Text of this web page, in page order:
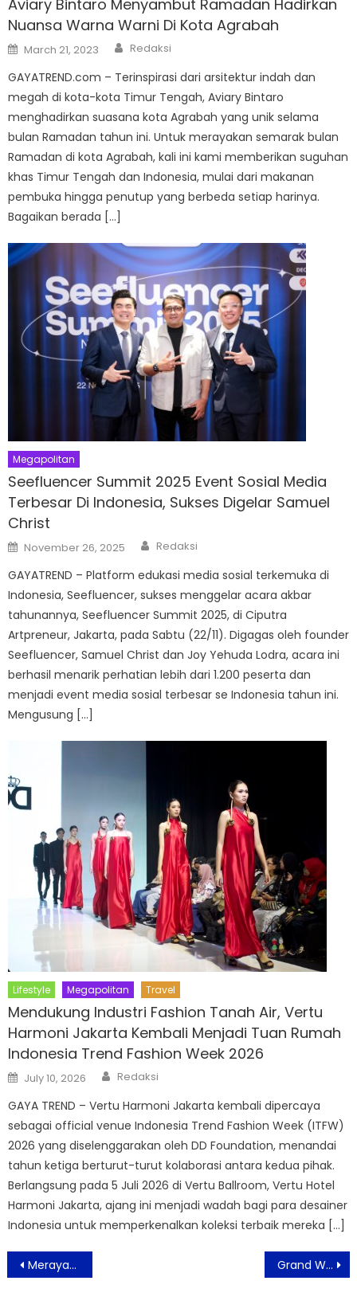
Aviary Bintaro Menyambut Ramadan Hadirkan
Nuansa Warna Warni Di Kota Agrabah
Posted
on
March 21, 2023 Author
Redaksi
GAYATREND.com – Terinspirasi dari arsitektur indah dan
megah di kota-kota Timur Tengah, Aviary Bintaro
menghadirkan suasana kota Agrabah yang unik selama
bulan Ramadan tahun ini. Untuk merayakan semarak bulan
Ramadan di kota Agrabah, kali ini kami memberikan suguhan
khas Timur Tengah dan Indonesia, mulai dari makanan
pembuka hingga penutup yang berbeda setiap harinya.
Bagaikan berada […]
Megapolitan
Seefluencer Summit 2025 Event Sosial Media
Terbesar Di Indonesia, Sukses Digelar Samuel
Christ
Posted
on
November 26, 2025 Author
Redaksi
GAYATREND – Platform edukasi media sosial terkemuka di
Indonesia, Seefluencer, sukses menggelar acara akbar
tahunannya, Seefluencer Summit 2025, di Ciputra
Artpreneur, Jakarta, pada Sabtu (22/11). Digagas oleh founder
Seefluencer, Samuel Christ dan Joy Yehuda Lodra, acara ini
berhasil menarik perhatian lebih dari 1.200 peserta dan
menjadi event media sosial terbesar se Indonesia tahun ini.
Mengusung […]
Lifestyle Megapolitan Travel
Mendukung Industri Fashion Tanah Air, Vertu
Harmoni Jakarta Kembali Menjadi Tuan Rumah
Indonesia Trend Fashion Week 2026
Posted
on
July 10, 2026 Author
Redaksi
GAYA TREND – Vertu Harmoni Jakarta kembali dipercaya
sebagai official venue Indonesia Trend Fashion Week (ITFW)
2026 yang diselenggarakan oleh DD Foundation, menandai
tahun ketiga berturut-turut kolaborasi antara kedua pihak.
Berlangsung pada 5 Juli 2026 di Vertu Ballroom, Vertu Hotel
Harmoni Jakarta, ajang ini menjadi wadah bagi para desainer
Indonesia untuk memperkenalkan koleksi terbaik mereka […]
Post
navigation
Merayakan Keluarga Bersama Pertunjukan Panggung Musikal Keluarga Cemara 2025 Grand Whiz Poins Simatupang Gelar Kolaborasi Sosial Bersama PDGI Jakarta Selatan Dihari Jadinya yang ke-9